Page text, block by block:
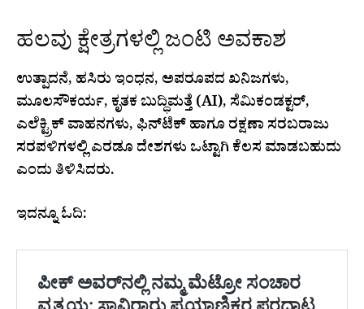
ಹಲವು ಕ್ಷೇತ್ರಗಳಲ್ಲಿ ಜಂಟಿ ಅವಕಾಶ
ಉತ್ಪಾದನೆ, ಹಸಿರು ಇಂಧನ, ಅಪರೂಪದ ಖನಿಜಗಳು,
ಮೂಲಸೌಕರ್ಯ, ಕೃತಕ ಬುದ್ಧಿಮತ್ತೆ (AI), ಸೆಮಿಕಂಡಕ್ಟರ್‌,
ಎಲೆಕ್ಟ್ರಿಕ್ ವಾಹನಗಳು, ಫಿನ್‌ಟೆಕ್ ಹಾಗೂ ರಕ್ಷಣಾ ಸರಬರಾಜು
ಸರಪಳಿಗಳಲ್ಲಿ ಎರಡೂ ದೇಶಗಳು ಒಟ್ಟಾಗಿ ಕೆಲಸ ಮಾಡಬಹುದು
ಎಂದು ತಿಳಿಸಿದರು.
ಇದನ್ನೂ ಓದಿ: